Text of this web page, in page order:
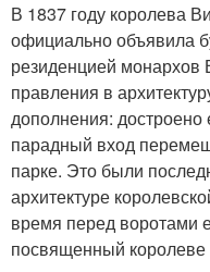
В 1837 году королева
официально объявила
резиденцией монархов
правления в
дополнения:
парадный вход
парке. Это были
архитектуре
время перед воротами
посвященный королеве